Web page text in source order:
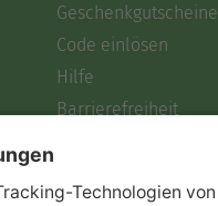
Geschenkgutscheine
Code einlösen
Hilfe
Barrierefreiheit